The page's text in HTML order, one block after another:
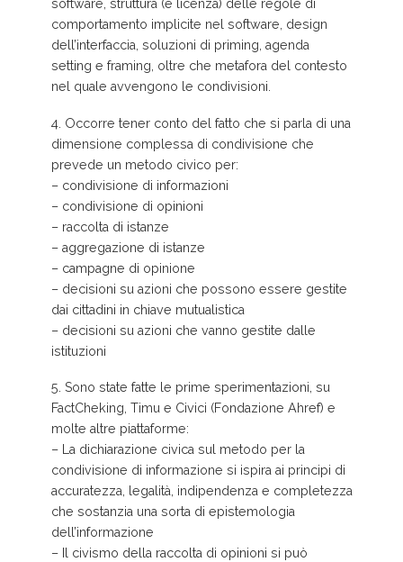
software, struttura (e licenza) delle regole di
comportamento implicite nel software, design
dell’interfaccia, soluzioni di priming, agenda
setting e framing, oltre che metafora del contesto
nel quale avvengono le condivisioni.
4. Occorre tener conto del fatto che si parla di una
dimensione complessa di condivisione che
prevede un metodo civico per:
– condivisione di informazioni
– condivisione di opinioni
– raccolta di istanze
– aggregazione di istanze
– campagne di opinione
– decisioni su azioni che possono essere gestite
dai cittadini in chiave mutualistica
– decisioni su azioni che vanno gestite dalle
istituzioni
5. Sono state fatte le prime sperimentazioni, su
FactCheking, Timu e Civici (Fondazione Ahref) e
molte altre piattaforme:
– La dichiarazione civica sul metodo per la
condivisione di informazione si ispira ai principi di
accuratezza, legalità, indipendenza e completezza
che sostanzia una sorta di epistemologia
dell’informazione
– Il civismo della raccolta di opinioni si può